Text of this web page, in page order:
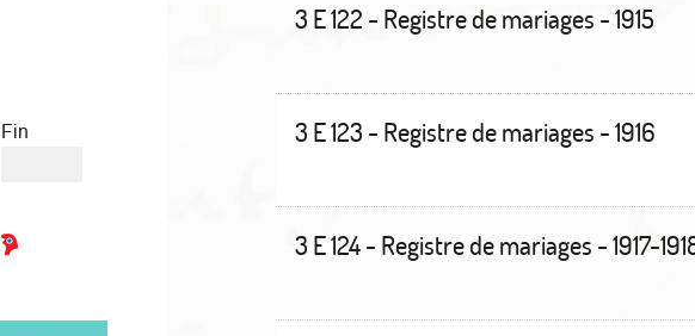
Fin
3 E 122 - Registre de mariages - 1915
3 E 123 - Registre de mariages - 1916
3 E 124 - Registre de mariages - 1917-